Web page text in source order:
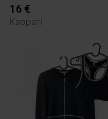
16 €
Kappahl